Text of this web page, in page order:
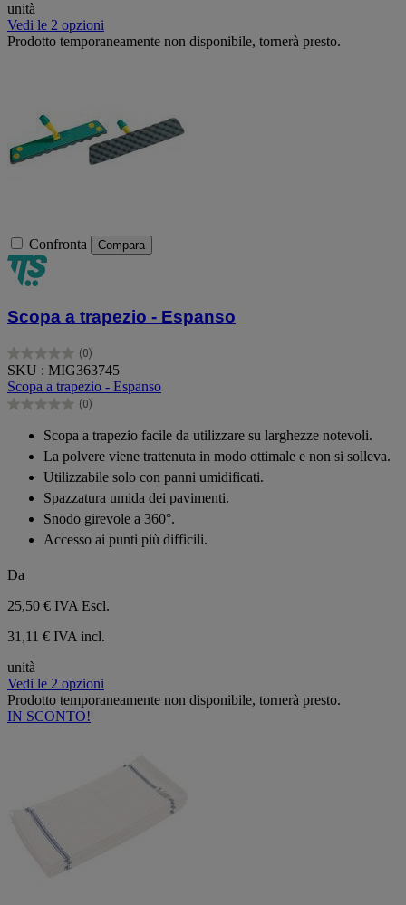
unità
Vedi le 2 opzioni
Prodotto temporaneamente non disponibile, tornerà presto.
Confronta Compara
Scopa a trapezio - Espanso
(0)
0.0
su
5
stelle.
SKU : MIG363745
Scopa a trapezio - Espanso
(0)
0.0
stelle.
Scopa a trapezio facile da utilizzare su larghezze notevoli.
La polvere viene trattenuta in modo ottimale e non si solleva.
Utilizzabile solo con panni umidificati.
Spazzatura umida dei pavimenti.
Snodo girevole a 360°.
Accesso ai punti più difficili.
Da
25,50 € IVA Escl.
31,11 € IVA incl.
unità
Vedi le 2 opzioni
Prodotto temporaneamente non disponibile, tornerà presto.
IN SCONTO!